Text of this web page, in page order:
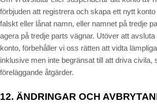
förbjuden att registrera och skapa ett nytt
falskt eller lånat namn, eller namnet på tredje
agera på tredje parts vägnar. Utöver att
konto, förbehåller vi oss rätten att vidta
inklusive men inte begränsat till att driva civila,
föreläggande åtgärder.
12. ÄNDRINGAR OCH